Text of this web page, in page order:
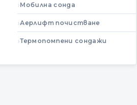
Мобилна сонда
Аерлифт почистване
Термопомпени сондажи